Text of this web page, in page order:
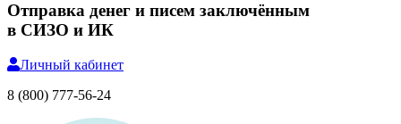
Отправка денег и писем заключённым
в СИЗО и ИК
Личный кабинет
8 (800) 777-56-24